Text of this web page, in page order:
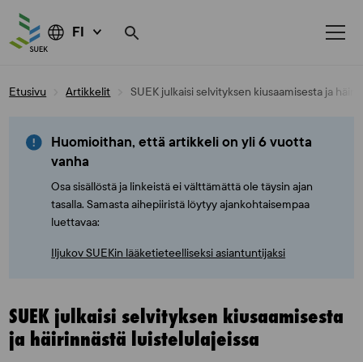
FI
Etusivu Artikkelit SUEK julkaisi selvityksen kiusaamisesta ja
Huomioithan, että artikkeli on yli 6 vuotta
vanha
Osa sisällöstä ja linkeistä ei välttämättä ole täysin ajan
tasalla. Samasta aihepiiristä löytyy ajankohtaisempaa
luettavaa:
Iljukov SUEKin lääketieteelliseksi asiantuntijaksi
SUEK julkaisi selvityksen kiusaamisesta
ja häirinnästä luistelulajeissa